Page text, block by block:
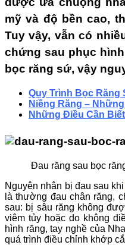
mỹ và độ bền cao,
Tuy vậy, vẫn có
chứng sau phục
bọc răng sứ, vậy
Quy Trình Bọc Răng
Niềng Răng –
Những Điều Cần
Đau răng sau bọc
Nguyên nhân bị đau sau khi
là thường đau chân răng,
sau: bị sâu răng không
viêm tủy hoặc do không
hình răng, tay nghề của
quá trình điều chỉnh khớp